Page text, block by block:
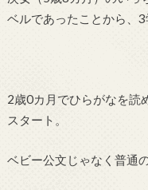
ベルであったことから、
2歳0カ月でひらがなを読
スタート。
ベビー公文じゃなく普通